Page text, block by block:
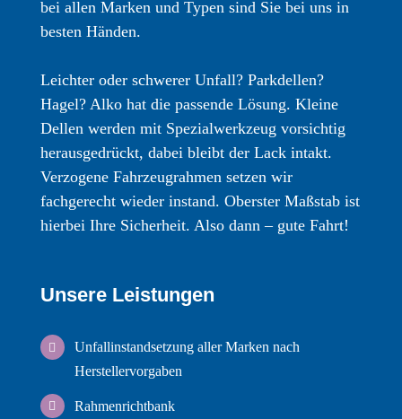
bei allen Marken und Typen sind Sie bei uns in
besten Händen.
Leichter oder schwerer Unfall? Parkdellen?
Hagel? Alko hat die passende Lösung. Kleine
Dellen werden mit Spezial­werkzeug vorsichtig
herausgedrückt, dabei bleibt der Lack intakt.
Verzogene Fahrzeug­rahmen setzen wir
fachgerecht wieder instand. Oberster Maßstab ist
hierbei Ihre Sicherheit. Also dann – gute Fahrt!
Unsere Leistungen
Unfallinstandsetzung aller Marken nach
Herstellervorgaben
Rahmenrichtbank